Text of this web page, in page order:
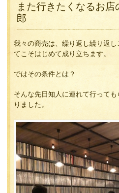
また行きたくなるお
郎
我々の商売は、繰り返し繰り返
てこそはじめて成り立ちます。
ではその条件とは？
そんな先日知人に連れて行って
りました。